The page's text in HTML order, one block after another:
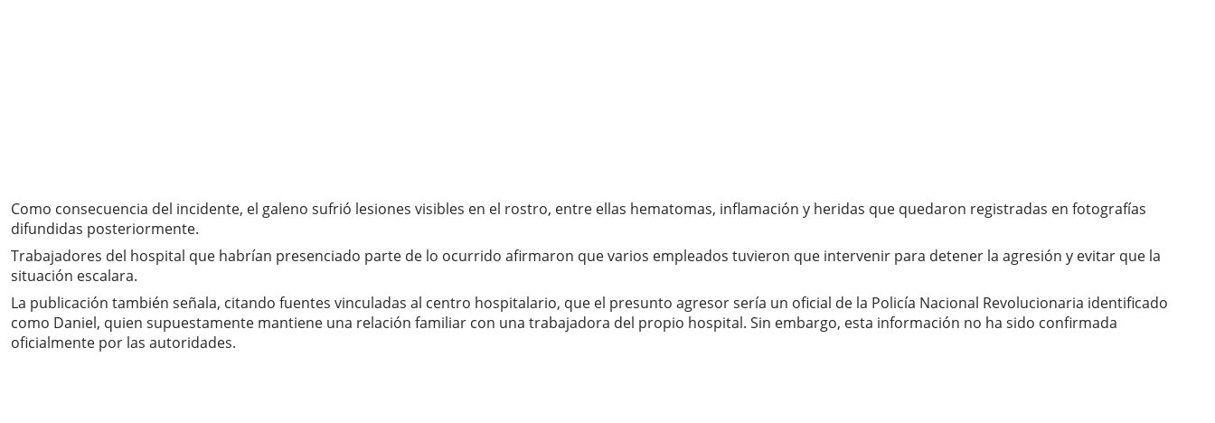
Como consecuencia del incidente, el galeno sufrió lesiones visibles en el rostro, entre ellas hematomas, inflamación y heridas que quedaron registradas en fotografías
difundidas posteriormente.
Trabajadores del hospital que habrían presenciado parte de lo ocurrido afirmaron que varios empleados tuvieron que intervenir para detener la agresión y evitar que la
situación escalara.
La publicación también señala, citando fuentes vinculadas al centro hospitalario, que el presunto agresor sería un oficial de la Policía Nacional Revolucionaria identificado
como Daniel, quien supuestamente mantiene una relación familiar con una trabajadora del propio hospital. Sin embargo, esta información no ha sido confirmada
oficialmente por las autoridades.